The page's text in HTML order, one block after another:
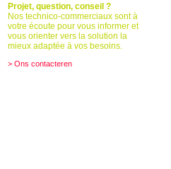
Projet, question, conseil ?
Nos technico-commerciaux sont à
votre écoute pour vous informer et
vous orienter vers la solution la
mieux adaptée à vos besoins.
> Ons contacteren